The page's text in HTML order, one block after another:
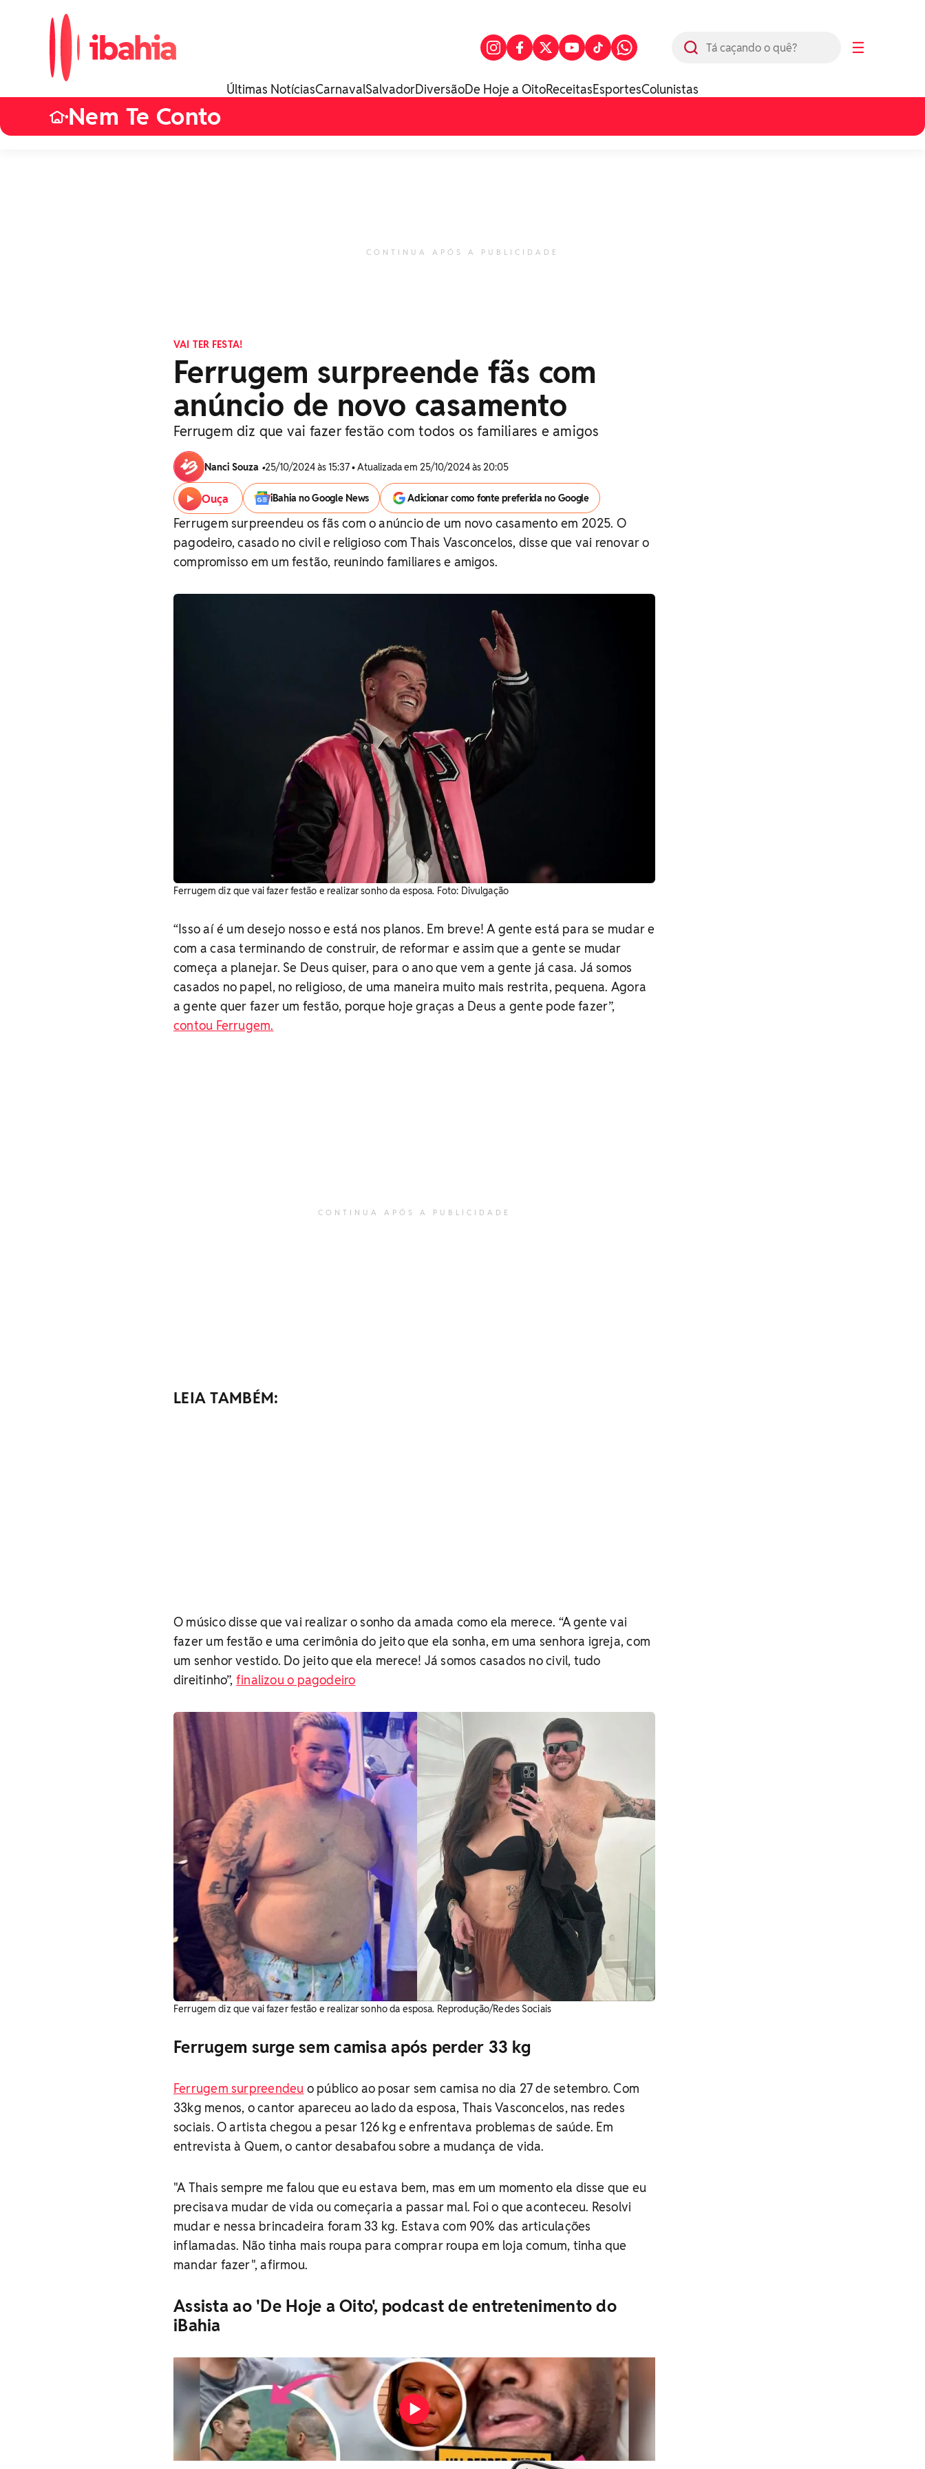
☰
Últimas NotíciasCarnavalSalvadorDiversãoDe Hoje a OitoReceitasEsportesColunistas
•Nem Te Conto
CONTINUA APÓS A PUBLICIDADE
VAI TER FESTA!
Ferrugem surpreende fãs com
anúncio de novo casamento
Ferrugem diz que vai fazer festão com todos os familiares e amigos
Nanci Souza •25/10/2024 às 15:37 • Atualizada em 25/10/2024 às 20:05
Ouça iBahia no Google News Adicionar como fonte preferida no Google
Ferrugem surpreendeu os fãs com o anúncio de um novo casamento em 2025. O
pagodeiro, casado no civil e religioso com Thais Vasconcelos, disse que vai renovar o
compromisso em um festão, reunindo familiares e amigos.
Ferrugem diz que vai fazer festão e realizar sonho da esposa. ​Foto: Divulgação
“Isso aí é um desejo nosso e está nos planos. Em breve! A gente está para se mudar e
com a casa terminando de construir, de reformar e assim que a gente se mudar
começa a planejar. Se Deus quiser, para o ano que vem a gente já casa. Já somos
casados no papel, no religioso, de uma maneira muito mais restrita, pequena. Agora
a gente quer fazer um festão, porque hoje graças a Deus a gente pode fazer”,
contou Ferrugem.
CONTINUA APÓS A PUBLICIDADE
LEIA TAMBÉM:
O músico disse que vai realizar o sonho da amada como ela merece. “A gente vai
fazer um festão e uma cerimônia do jeito que ela sonha, em uma senhora igreja, com
um senhor vestido. Do jeito que ela merece! Já somos casados no civil, tudo
direitinho”, finalizou o pagodeiro
Ferrugem diz que vai fazer festão e realizar sonho da esposa. Reprodução/Redes Sociais
Ferrugem surge sem camisa após perder 33 kg
Ferrugem surpreendeu o público ao posar sem camisa no dia 27 de setembro. Com
33kg menos, o cantor apareceu ao lado da esposa, Thais Vasconcelos, nas redes
sociais. O artista chegou a pesar 126 kg e enfrentava problemas de saúde. Em
entrevista à Quem, o cantor desabafou sobre a mudança de vida.
"A Thais sempre me falou que eu estava bem, mas em um momento ela disse que eu
precisava mudar de vida ou começaria a passar mal. Foi o que aconteceu. Resolvi
mudar e nessa brincadeira foram 33 kg. Estava com 90% das articulações
inflamadas. Não tinha mais roupa para comprar roupa em loja comum, tinha que
mandar fazer", afirmou.
Assista ao 'De Hoje a Oito', podcast de entretenimento do
iBahia